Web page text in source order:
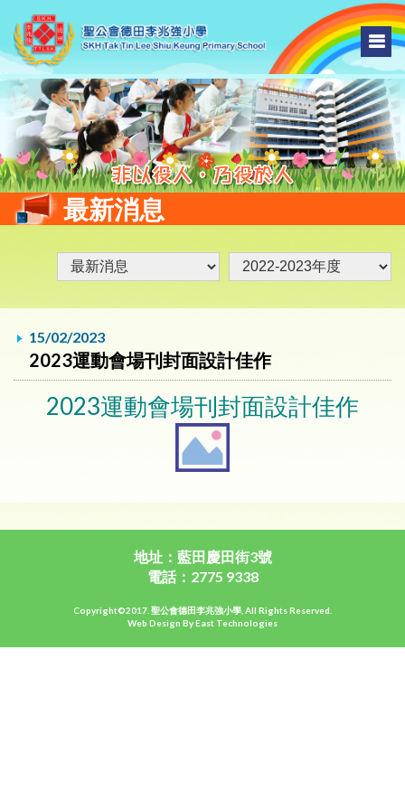
最新消息
15/02/2023
2023運動會場刊封面設計佳作
2023運動會場刊封面設計佳作
地址：藍田慶田街3號
電話：2775 9338
Copyright©2017. 聖公會德田李兆強小學, All Rights Reserved.
Web Design By East Technologies